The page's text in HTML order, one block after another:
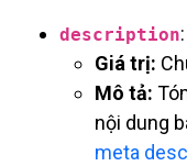
description:
Giá trị:
Mô tả:
nội dung
meta